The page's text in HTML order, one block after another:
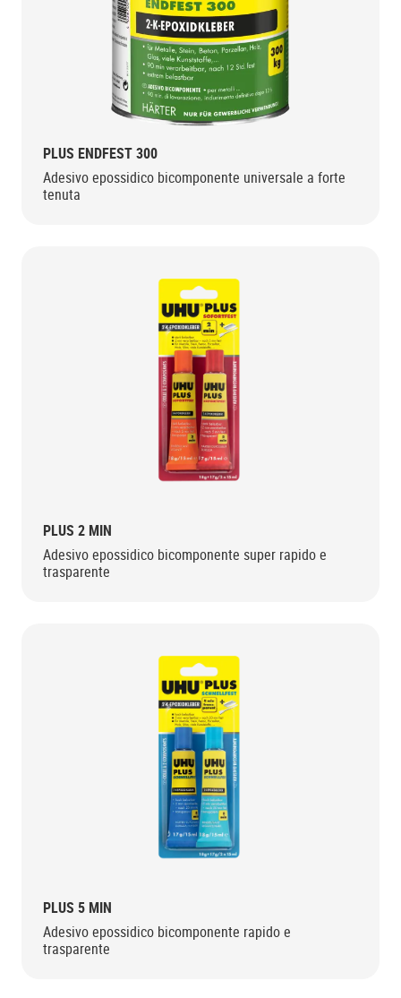
PLUS ENDFEST 300
Adesivo epossidico bicomponente universale a forte
tenuta
PLUS 2 MIN
Adesivo epossidico bicomponente super rapido e
trasparente
PLUS 5 MIN
Adesivo epossidico bicomponente rapido e
trasparente